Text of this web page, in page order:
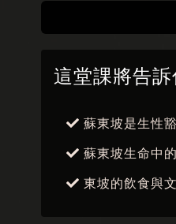
這堂課將告
蘇東坡是生性
蘇東坡生命中
東坡的飲食與